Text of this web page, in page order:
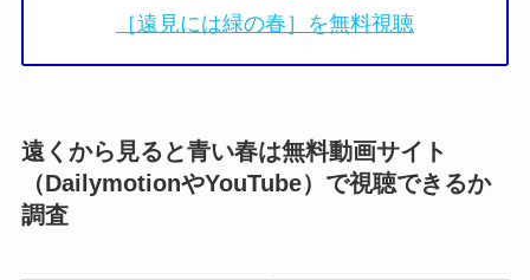
［遠見には緑の春］を無料視聴
遠くから見ると青い春は無料動画サイト
（DailymotionやYouTube）で視聴できるか
調査